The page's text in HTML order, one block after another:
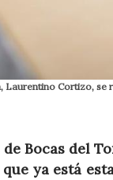
Cortizo,
Bocas del
ya está